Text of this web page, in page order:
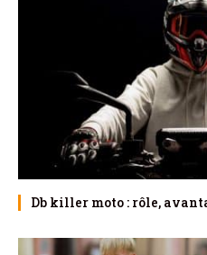
Db killer moto : rôle,